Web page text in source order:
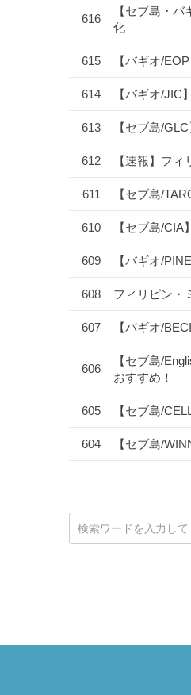
616
【セブ島・
化
615 【バギオ/
614 【バギオ/JIC
613 【セブ島/
612 【速報】フ
611 【セブ島/
610 【セブ島/
609 【バギオ/
608 フィリピン・
607 【バギオ/
606
【セブ島/
おすすめ！
605 【セブ島/
604 【セブ島/